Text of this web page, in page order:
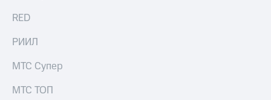
этика
RED
РИИЛ
МТС Супер
МТС ТОП